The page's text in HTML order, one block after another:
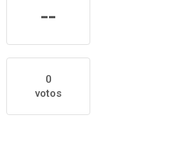
--
0
votos